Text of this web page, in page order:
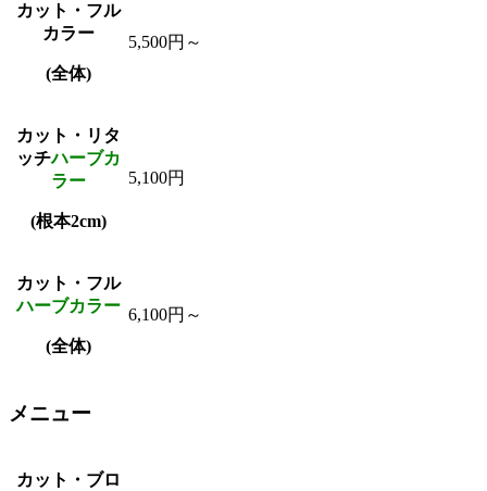
カット・フル
カラー
(全体)
5,500円～
カット・リタ
ッチハーブカ
ラー
(根本2cm)
5,100円
カット・フル
ハーブカラー
(全体)
6,100円～
メニュー
カット・ブロ